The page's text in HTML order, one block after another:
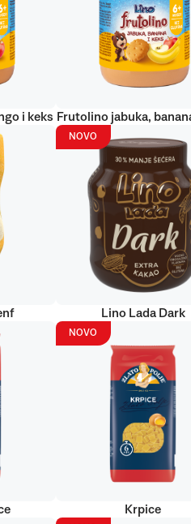
i keks Frutolino jabuka,
NOVO
Lino Lada Dark
NOVO
Krpice